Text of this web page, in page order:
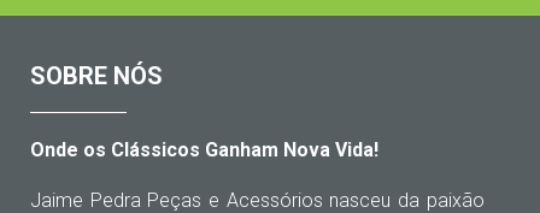
SOBRE NÓS
Onde os Clássicos Ganham Nova Vida!
Jaime Pedra Peças e Acessórios nasceu da paixão